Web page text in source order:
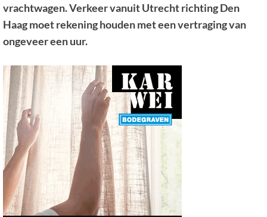
vrachtwagen. Verkeer vanuit Utrecht richting Den
Haag moet rekening houden met een vertraging van
ongeveer een uur.